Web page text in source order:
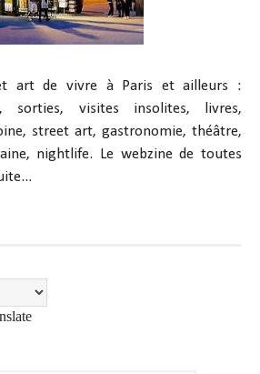
art de vivre à Paris et ailleurs :
sorties, visites insolites, livres,
street art, gastronomie, théâtre,
nightlife. Le webzine de toutes